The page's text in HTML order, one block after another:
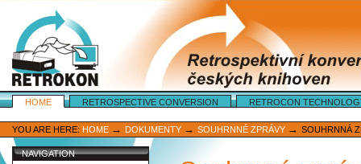
Sections
HOME RETROSPECTIVE CONVERSION
RETROCON
Personal
tools
YOU ARE HERE: HOME → DOKUMENTY → SOUHRNNÉ ZPRÁVY → SOUHRNNÁ
NAVIGATION